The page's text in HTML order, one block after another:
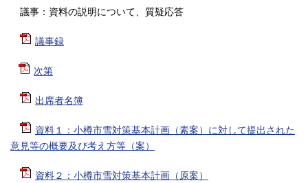
議事：資料の説明について、質疑応答
議事録
次第
出席者名簿
資料１：小樽市雪対策基本計画（素案）に対して提出された
意見等の概要及び考え方等（案）
資料２：小樽市雪対策基本計画（原案）